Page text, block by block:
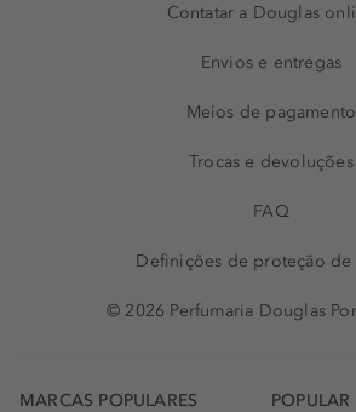
Contatar a Douglas
Envios e entregas
Meios de pagamento
Trocas e devoluções
FAQ
Definições de proteção de
© 2026 Perfumaria Douglas
MARCAS POPULARES POPULAR